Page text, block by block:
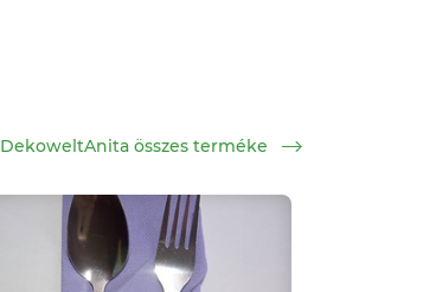
DekoweltAnita összes terméke